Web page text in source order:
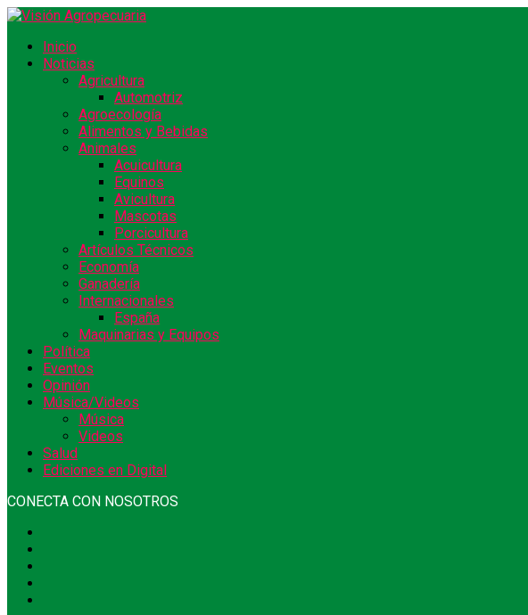
Inicio
Noticias
Agricultura
Automotriz
Agroecología
Alimentos y Bebidas
Animales
Acuicultura
Equinos
Avicultura
Mascotas
Porcicultura
Artículos Técnicos
Economía
Ganadería
Internacionales
España
Maquinarias y Equipos
Política
Eventos
Opinión
Música/Videos
Música
Videos
Salud
Ediciones en Digital
CONECTA CON NOSOTROS